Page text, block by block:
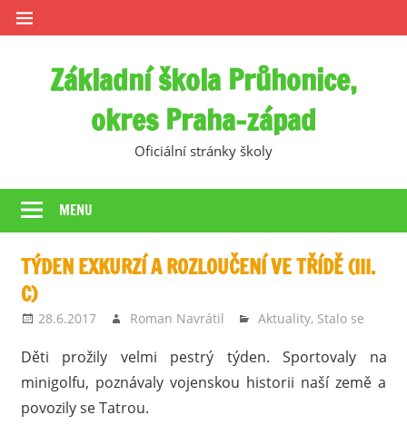
Skip
to
Základní škola Průhonice,
okres Praha-západ
Oficiální stránky školy
MENU
TÝDEN EXKURZÍ A ROZLOUČENÍ VE TŘÍDĚ (III.
C)
28.6.2017 Roman Navrátil Aktuality, Stalo se
Děti prožily velmi pestrý týden. Sportovaly na
minigolfu, poznávaly vojenskou historii naší země a
povozily se Tatrou.